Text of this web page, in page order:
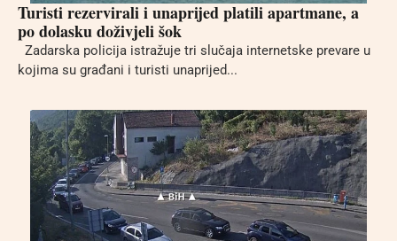
Turisti rezervirali i unaprijed platili apartmane, a
po dolasku doživjeli šok
Zadarska policija istražuje tri slučaja internetske prevare u
kojima su građani i turisti unaprijed...